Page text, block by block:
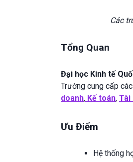
Các
Tổng Quan
Đại học Kinh tế
Trường cung cấp
doanh, Kế toán, Tài
Ưu Điểm
Hệ thống